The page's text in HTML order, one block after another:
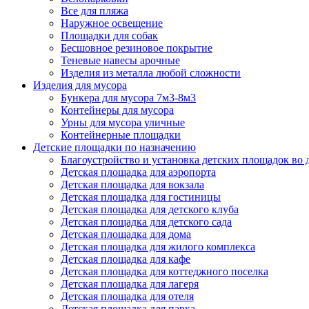
Все для пляжа
Наружное освещение
Площадки для собак
Бесшовное резиновое покрытие
Теневые навесы арочные
Изделия из металла любой сложности
Изделия для мусора
Бункера для мусора 7м3-8м3
Контейнеры для мусора
Урны для мусора уличные
Контейнерные площадки
Детские площадки по назначению
Благоустройство и установка детских площадок
Детская площадка для аэропорта
Детская площадка для вокзала
Детская площадка для гостиницы
Детская площадка для детского клуба
Детская площадка для детского сада
Детская площадка для дома
Детская площадка для жилого комплекса
Детская площадка для кафе
Детская площадка для коттеджного поселка
Детская площадка для лагеря
Детская площадка для отеля